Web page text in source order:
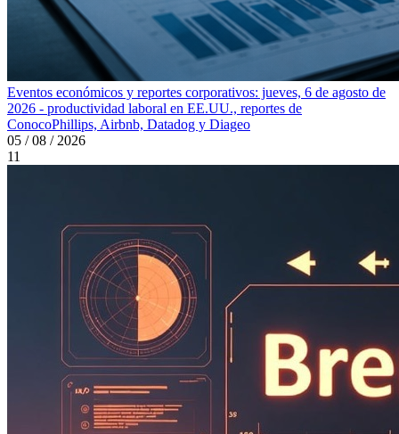
Eventos económicos y reportes corporativos: jueves, 6 de agosto de
2026 - productividad laboral en EE.UU., reportes de
ConocoPhillips, Airbnb, Datadog y Diageo
05 / 08 / 2026
11